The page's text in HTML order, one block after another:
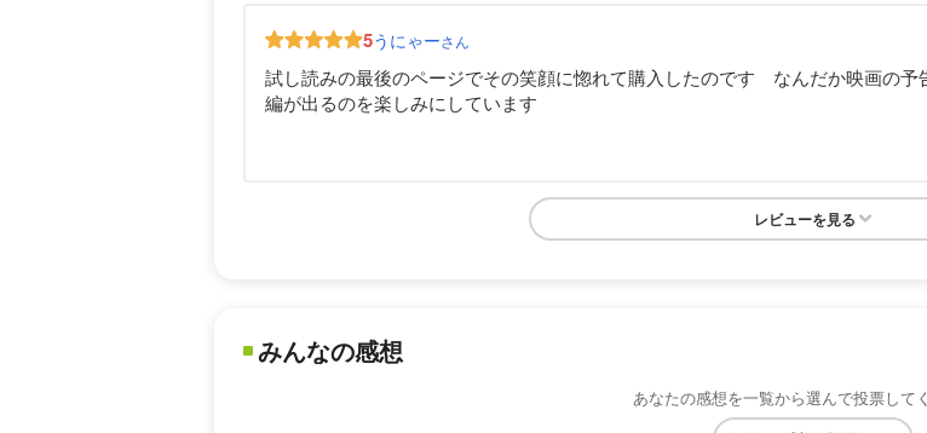
5うにゃーさん
試し読みの最後のページでその笑顔に惚れて購入したのです なんだか映画の
編が出るのを楽しみにしています
レビューを見る
みんなの感想
あなたの感想を一覧から選んで投票してく